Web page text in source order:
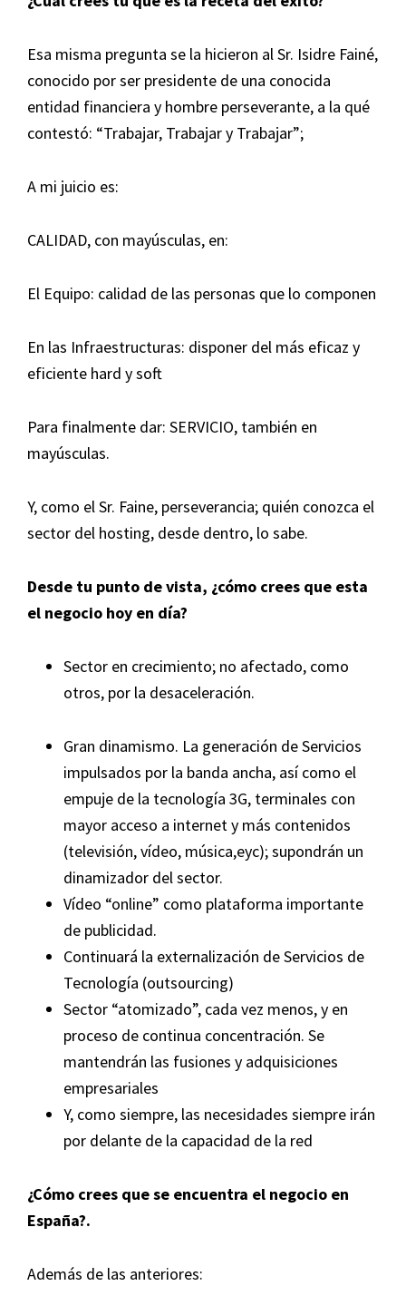
Esa misma pregunta se la hicieron al Sr. Isidre Fainé,
conocido por ser presidente de una conocida
entidad financiera y hombre perseverante, a la qué
contestó: “Trabajar, Trabajar y Trabajar”;
A mi juicio es:
CALIDAD, con mayúsculas, en:
El Equipo: calidad de las personas que lo componen
En las Infraestructuras: disponer del más eficaz y
eficiente hard y soft
Para finalmente dar: SERVICIO, también en
mayúsculas.
Y, como el Sr. Faine, perseverancia; quién conozca el
sector del hosting, desde dentro, lo sabe.
Desde tu punto de vista, ¿cómo crees que esta
el negocio hoy en día?
Sector en crecimiento; no afectado, como
otros, por la desaceleración.
Gran dinamismo. La generación de Servicios
impulsados por la banda ancha, así como el
empuje de la tecnología 3G, terminales con
mayor acceso a internet y más contenidos
(televisión, vídeo, música,eyc); supondrán un
dinamizador del sector.
Vídeo “online” como plataforma importante
de publicidad.
Continuará la externalización de Servicios de
Tecnología (outsourcing)
Sector “atomizado”, cada vez menos, y en
proceso de continua concentración. Se
mantendrán las fusiones y adquisiciones
empresariales
Y, como siempre, las necesidades siempre irán
por delante de la capacidad de la red
¿Cómo crees que se encuentra el negocio en
España?.
Además de las anteriores: